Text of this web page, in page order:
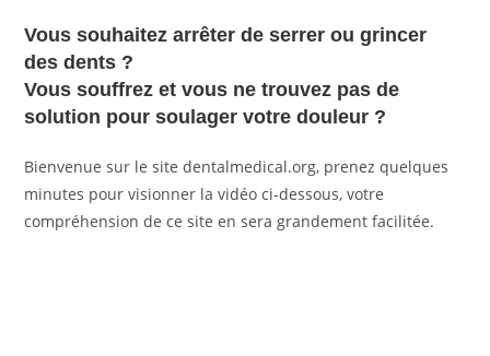
Vous souhaitez arrêter de serrer ou grincer
des dents ?
Vous souffrez et vous ne trouvez pas de
solution pour soulager votre douleur ?
Bienvenue sur le site dentalmedical.org, prenez quelques
minutes pour visionner la vidéo ci-dessous, votre
compréhension de ce site en sera grandement facilitée.